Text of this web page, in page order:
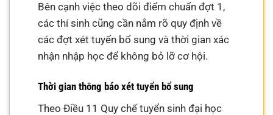
Bên cạnh việc theo dõi điểm chuẩn đợt 1,
các thí sinh cũng cần nắm rõ quy định về
các đợt xét tuyển bổ sung và thời gian xác
nhận nhập học để không bỏ lỡ cơ hội.
Thời gian thông báo xét tuyển bổ sung
Theo Điều 11 Quy chế tuyển sinh đại học